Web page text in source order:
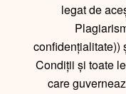
legat de
confidențialitate))
Condiții și toate
care